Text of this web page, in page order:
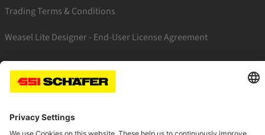
Trading Terms & Conditions
Weasel Lite Designer - End-User License Agreement